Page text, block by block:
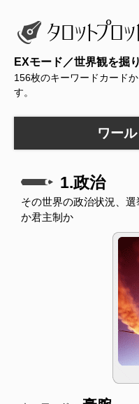
EXモード／世界観を掘
156枚のキーワードカード
す。
ワール
1.政治
その世界の政治状況、
か君主制か